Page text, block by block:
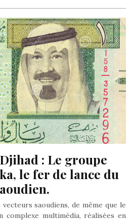
: Le groupe
le fer de lance du
saoudiens, de même que le
complexe multimédia, réalisées en